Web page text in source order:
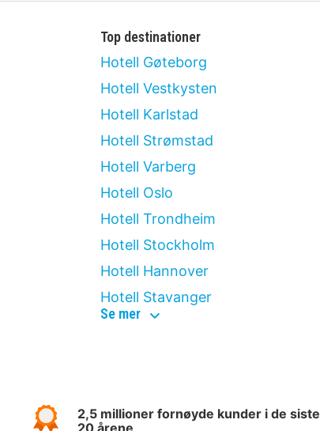
Top destinationer
Hotell Gøteborg
Hotell Vestkysten
Hotell Karlstad
Hotell Strømstad
Hotell Varberg
Hotell Oslo
Hotell Trondheim
Hotell Stockholm
Hotell Hannover
Hotell Stavanger
Se mertop
2,5 millioner fornøyde kunder i de siste
20 årene